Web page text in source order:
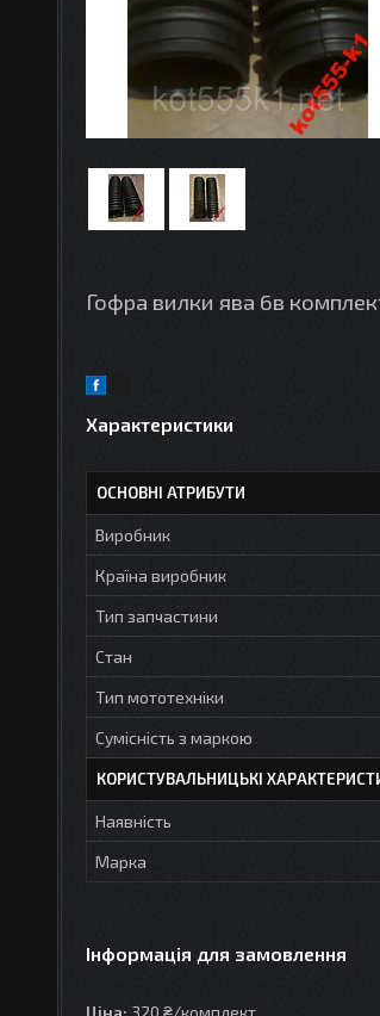
Гофра вилки ява 6в
Характеристики
ОСНОВНІ АТРИБУТИ
Виробник
Країна виробник
Тип запчастини
Стан
Тип мототехніки
Сумісність з маркою
КОРИСТУВАЛЬНИЦЬКІ
Наявність
Марка
Інформація для замовлення
Ціна: 320 ₴/комплект